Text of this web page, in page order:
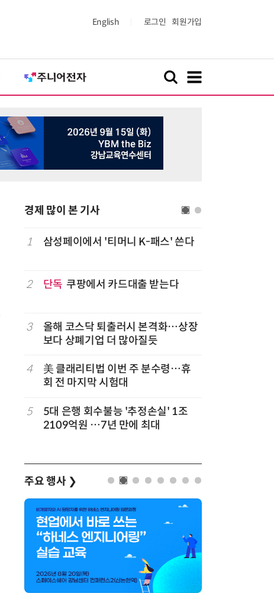
English 로그인 회원가입
경제 많이 본 기사
1 삼성페이에서 '티머니 K-패스' 쓴다
2 단독 쿠팡에서 카드대출 받는다
3
올해 코스닥 퇴출러시 본격화…상장
보다 상폐기업 더 많아질듯
4
美 클래리티법 이번 주 분수령…휴
회 전 마지막 시험대
5
5대 은행 회수불능 '추정손실' 1조
2109억원 …7년 만에 최대
주요 행사 ❯